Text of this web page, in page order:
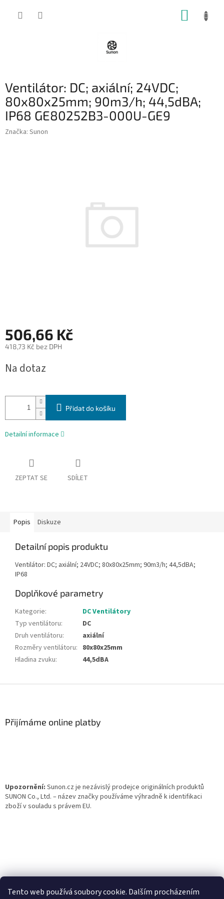
Tento web používá soubory cookie. Dalším procházením
Ventilátor: DC; axiální; 24VDC;
80x80x25mm; 90m3/h; 44,5dBA;
IP68 GE80252B3-000U-GE9
Značka: Sunon
506,66 Kč
418,73 Kč bez DPH
cena:
Na dotaz
Přidat do košíku
Detailní informace
ZEPTAT SE SDÍLET
Popis Diskuze
Detailní popis produktu
Ventilátor: DC; axiální; 24VDC; 80x80x25mm; 90m3/h; 44,5dBA;
IP68
Doplňkové parametry
Kategorie:
DC Ventilátory
Typ ventilátoru:
DC
Druh ventilátoru:
axiální
Rozměry ventilátoru: 80x80x25mm
Hladina zvuku: 44,5dBA
Přijímáme online platby
Upozornění: Sunon.cz je nezávislý prodejce originálních produktů
SUNON Co., Ltd. – název značky používáme výhradně k identifikaci
zboží v souladu s právem EU.